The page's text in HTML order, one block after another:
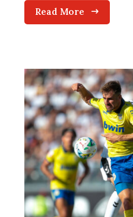
Read More